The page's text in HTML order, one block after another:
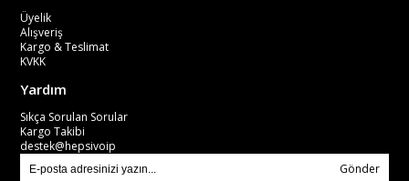
Üyelik
Alışveriş
Kargo & Teslimat
KVKK
Yardım
Sıkça Sorulan Sorular
Kargo Takibi
destek@hepsivoip
Gönder